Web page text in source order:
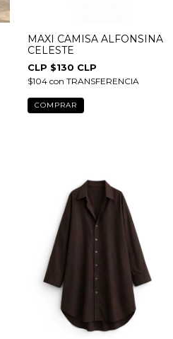
MAXI CAMISA ALFONSINA
CELESTE
$130 CLP
$104 con TRANSFERENCIA
COMPRAR